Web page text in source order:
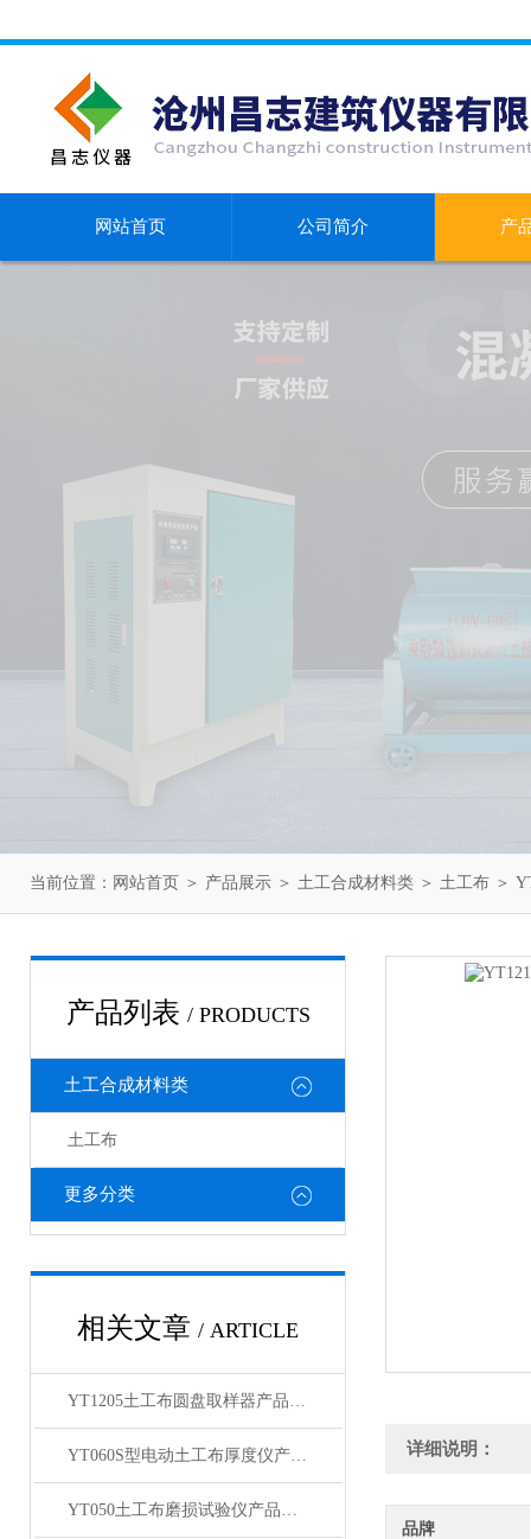
网站首页 公司简介 产
当前位置： 网站首页 ＞ 产品展示 ＞ 土工合成材料类 ＞ 土工布 ＞
产品列表 / PRODUCTS
土工合成材料类
土工布
更多分类
相关文章 / ARTICLE
YT1205土工布圆盘取样器产品展示
YT060S型电动土工布厚度仪产品展示
YT050土工布磨损试验仪产品展示
详细说明：
品牌